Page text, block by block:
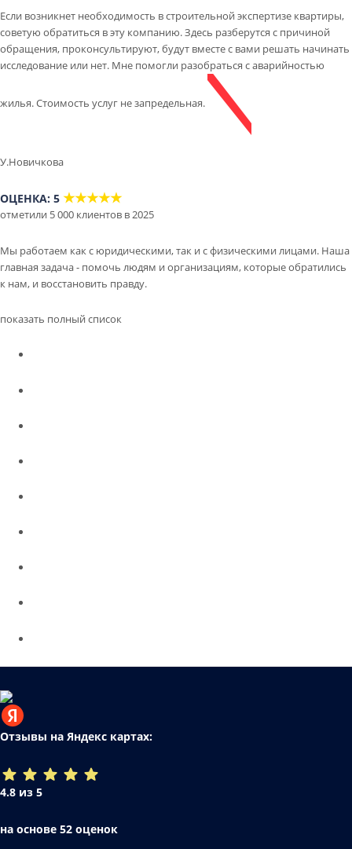
Если возникнет необходимость в строительной экспертизе квартиры,
советую обратиться в эту компанию. Здесь разберутся с причиной
обращения, проконсультируют, будут вместе с вами решать начинать
исследование или нет. Мне помогли разобраться с аварийностью
жилья. Стоимость услуг не запредельная.
У.Новичкова
ОЦЕНКА: 5 ★★★★★
отметили 5 000 клиентов в 2025
Мы работаем как с юридическими, так и с физическими лицами. Наша
главная задача - помочь людям и организациям, которые обратились
к нам, и восстановить правду.
показать полный список
Отзывы на Яндекс картах:
4.8 из 5
на основе 52 оценок